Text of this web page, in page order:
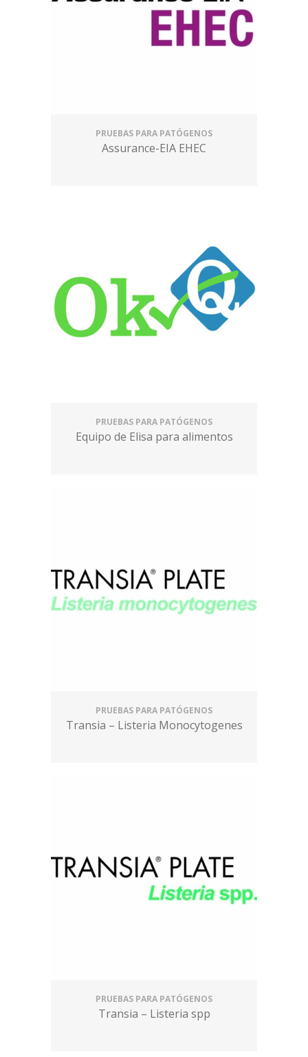
PRUEBAS PARA PATÓGENOS
Assurance-EIA EHEC
PRUEBAS PARA PATÓGENOS
Equipo de Elisa para alimentos
PRUEBAS PARA PATÓGENOS
Transia – Listeria Monocytogenes
PRUEBAS PARA PATÓGENOS
Transia – Listeria spp